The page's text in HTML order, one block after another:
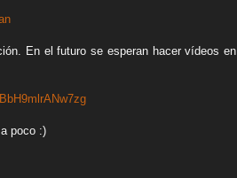
En el futuro se esperan hacer vídeos en
poco :)